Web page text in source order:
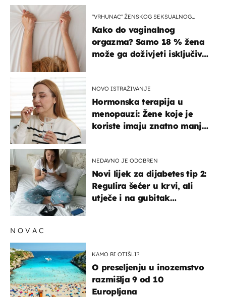
"VRHUNAC" ŽENSKOG SEKSUALNOG
Kako do vaginalnog
orgazma? Samo 18 % žena
može ga doživjeti isključivo
NOVO ISTRAŽIVANJE
Hormonska terapija u
menopauzi: Žene koje je
koriste imaju znatno manji
NEDAVNO JE ODOBREN
Novi lijek za dijabetes tip 2:
Regulira šećer u krvi, ali
utječe i na gubitak
NOVAC
KAMO BI OTIŠLI?
O preseljenju u inozemstvo
razmišlja 9 od 10
Europljana